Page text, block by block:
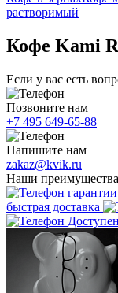
растворимый
Кофе Kami
Если у вас есть
Позвоните нам
+7 495 649-65-88
Напишите нам
zakaz@kvik.ru
Наши
быстрая доставка